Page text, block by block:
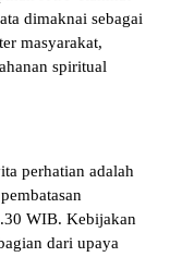
dimaknai sebagai
masyarakat,
spiritual
perhatian adalah
WIB. Kebijakan
dari upaya